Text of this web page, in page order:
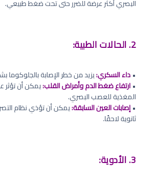
البصري أكثر عرضة للضرر حتى تحت ضغط طبيعي.
2. الحالات الطبية:
•داء السكري:يزيد من خطر الإصابة بالجلوكوما
•ارتفاع ضغط الدم وأمراض القلب:يمكن أن تؤثر
المغذية للعصب البصري.
•إصابات العين السابقة:يمكن أن تؤذي نظام
ثانوية لاحقًا.
3. الأدوية: